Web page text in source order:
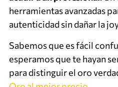
herramientas avanzadas
autenticidad sin dañar la
Sabemos que es fácil
esperamos que te hayan
para distinguir el oro